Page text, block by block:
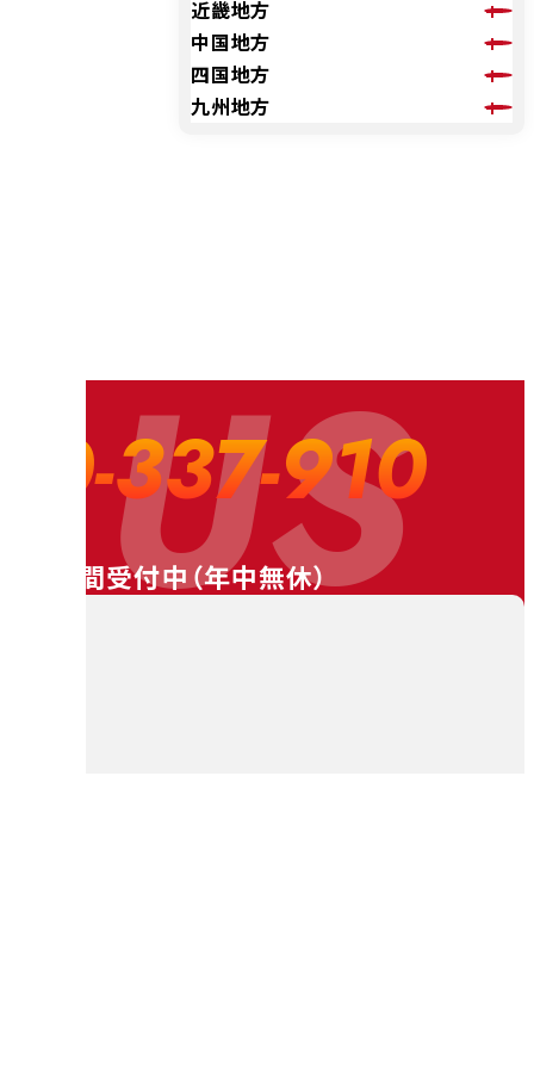
近畿地方
中国地方
四国地方
九州地方
US
337-910
24時間受付中（年中無休）